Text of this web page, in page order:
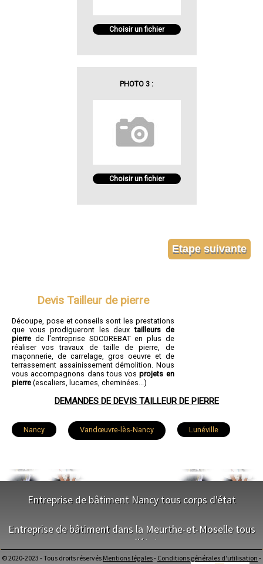
Choisir un fichier
PHOTO 3 :
Choisir un fichier
Devis Tailleur de pierre
Découpe, pose et conseils sont les prestations
que vous prodigueront les deuxtailleurs de
pierre de l'entreprise SOCOREBAT en plus de
réaliser vos travaux de taille de pierre, de
maçonnerie, de carrelage, gros oeuvre et de
terrassement assainissement démolition. Nous
vous accompagnons dans tous vosprojets en
pierre (escaliers, lucarnes, cheminées...)
DEMANDES DE DEVIS TAILLEUR DE PIERRE
Nancy Vandœuvre-lès-Nancy Lunéville
Jarville-la-Malgrange Maxéville
Entreprise de bâtiment Nancy tous corps d'état
Conception Plan Nancy
Entreprise de bâtiment dans la Meurthe-et-Moselle tous
corps d'état
© 2020-2023 - Tous droits réservés Mentions légales- Conditions générales d'utilisation -